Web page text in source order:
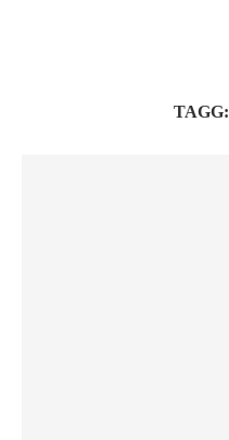
TAGG: